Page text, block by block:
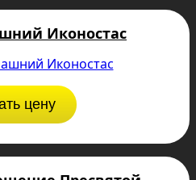
Иконостас
цену